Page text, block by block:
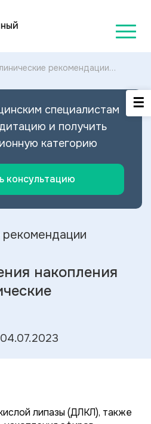
рекомендации
МКБ-10: диагностика и
липидов 2023
специалистам
и получить
категорию
консультацию
рекомендации
накопления
липазы (ДЛКЛ), также